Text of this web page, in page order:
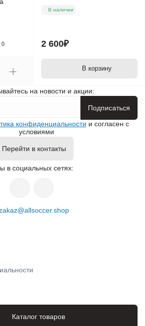
0
В наличии
2 600₽
В корзину
на новости и акции:
Подписаться
конфиденциальности и согласен с
условиями
Перейти в контакты
в социальных сетях:
Каталог товаров